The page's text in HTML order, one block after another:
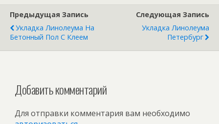
Предыдущая Запись
Укладка Линолеума На
Бетонный Пол С Клеем
Следующая Запись
Укладка Линолеума
Петербург
Добавить комментарий
Для отправки комментария вам необходимо